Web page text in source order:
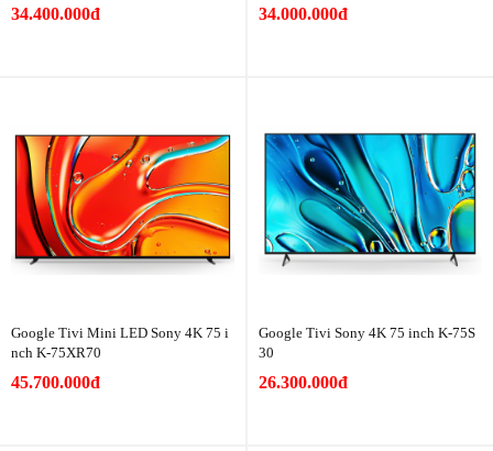
34.400.000đ 34.000.000đ
Google Tivi Mini LED Sony 4K 75 i
nch K-75XR70
45.700.000đ
Google Tivi Sony 4K 75 inch K-75S
30
26.300.000đ